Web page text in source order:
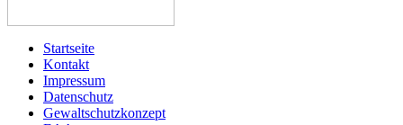
Startseite
Kontakt
Impressum
Datenschutz
Gewaltschutzkonzept